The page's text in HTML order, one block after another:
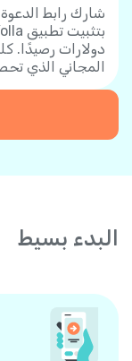
شارك رابط
دولارات رصيدًا.
المجاني الذي
البدء بسيط